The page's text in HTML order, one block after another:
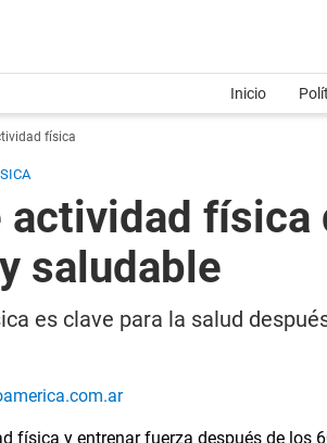
Inicio
física
actividad
saludable
es clave para la salud